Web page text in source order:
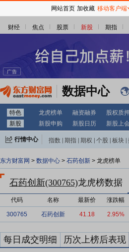
财经 焦点 股票 新股 期指
数据中心
特色 龙虎榜单 融资融券 股权质押
新股
新股申购 新股日历 新股上
行情中心 指数 期指 期权 个股 板块
东方财富网 > 数据中心 > 石药创新 > 龙虎榜单
石药创新(300765)龙虎榜数据
代码 名称 最新价 涨跌幅
300765 石药创新 41.18 2.95%
每日成交明细 历次上榜后表现
网站首页 加收藏 移动客户端